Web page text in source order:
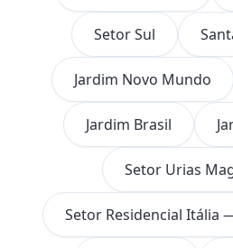
Setor Sul
Jardim Novo Mundo
Jardim Brasil
Setor Urias
Setor Residencial Itália